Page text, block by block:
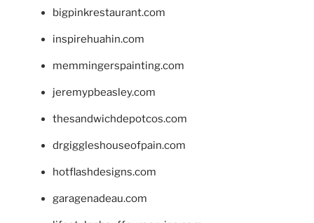
bigpinkrestaurant.com
inspirehuahin.com
memmingerspainting.com
jeremypbeasley.com
thesandwichdepotcos.com
drgiggleshouseofpain.com
hotflashdesigns.com
garagenadeau.com